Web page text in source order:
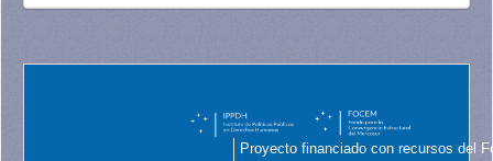
Proyecto financiado con recursos del